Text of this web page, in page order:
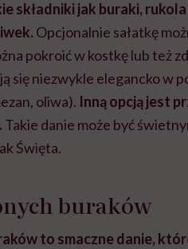
składniki jak buraki,
Opcjonalnie sałatkę
pokroić w kostkę lub też
niezwykle elegancko w
oliwa). Inną opcją jest
Takie danie może być
Święta.
buraków
to smaczne danie,